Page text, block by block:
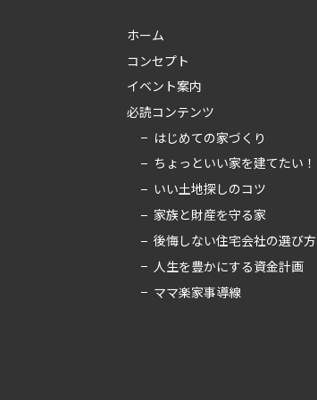
ホーム
コンセプト
イベント案内
必読コンテンツ
はじめての家づくり
ちょっといい家を建てたい！
いい土地探しのコツ
家族と財産を守る家
後悔しない住宅会社の選び方
人生を豊かにする資金計画
ママ楽家事導線